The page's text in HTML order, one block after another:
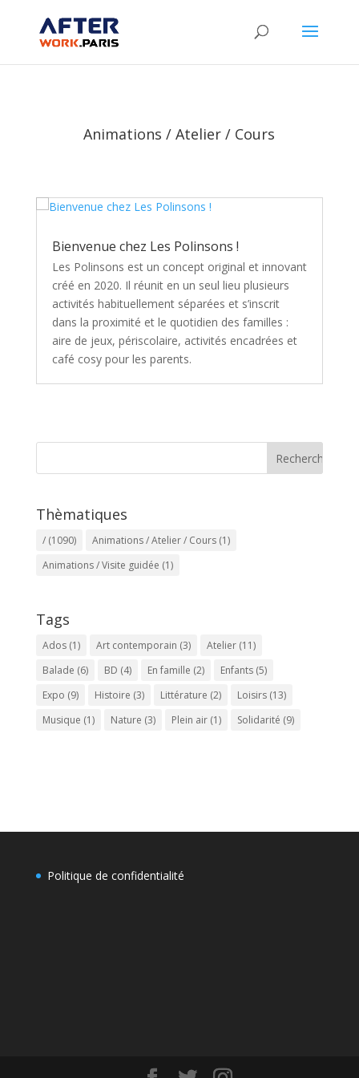
Animations / Atelier / Cours
Bienvenue chez Les Polinsons !
Les Polinsons est un concept original et innovant
créé en 2020. Il réunit en un seul lieu plusieurs
activités habituellement séparées et s’inscrit
dans la proximité et le quotidien des familles :
aire de jeux, périscolaire, activités encadrées et
café cosy pour les parents.
Thèmatiques
/(1090) Animations / Atelier / Cours(1)
Animations / Visite guidée (1)
Tags
Ados(1) Art contemporain (3) Atelier(11)
Balade (6) BD (4) En famille (2) Enfants(5)
Expo (9) Histoire (3) Littérature (2) Loisirs(13)
Musique (1) Nature (3) Plein air(1) Solidarité (9)
Politique de confidentialité